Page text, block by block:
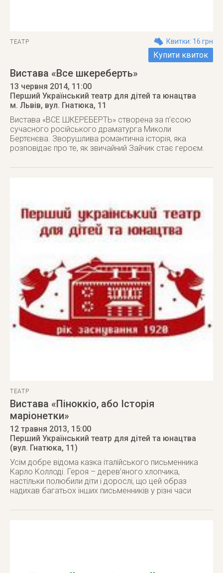
ТЕАТР Квитки: 16 грн
Купити квиток
Вистава «Все шкереберть»
13 червня 2014, 11:00
Перший Український театр для дітей та юнацтва
м. Львів, вул. Гнатюка, 11
Вистава «ВСЕ ШКЕРЕБЕРТЬ» створена за п’єсою
сучасного російського драматурга Миколи
Бертєнєва. Зворушлива романтична історія, яка
розповідає про те, як звичайний Зайчик стає героєм.
ТЕАТР
Вистава «Піноккіо, або Історія
маріонетки»
12 травня 2013, 15:00
Перший Український театр для дітей та юнацтва
(вул. Гнатюка, 11)
Усім добре відома казка італійського письменника
Карло Коллоді. Героя – дерев’яного хлопчика,
настільки полюбили діти і дорослі, що цей образ
надихав багатьох інших письменників у різні часи